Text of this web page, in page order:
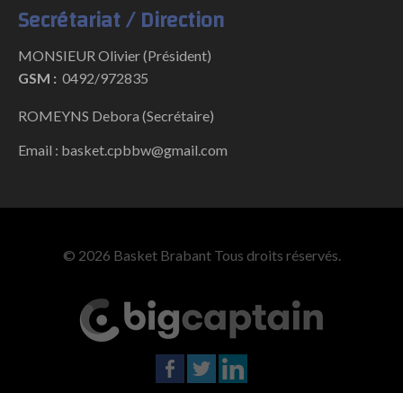
Secrétariat / Direction
MONSIEUR Olivier (Président)
GSM : 0492/972835
ROMEYNS Debora (Secrétaire)
Email : basket.cpbbw@gmail.com
© 2026 Basket Brabant Tous droits réservés.